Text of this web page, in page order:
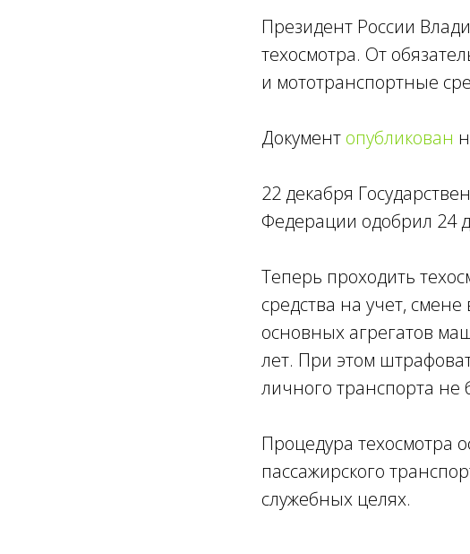
Президент России
техосмотра. От
и мототранспортные
Документ опубликован
22 декабря
Федерации одобрил 24
Теперь проходить
средства на учет,
основных агрегатов
лет. При этом
личного транспорта не
Процедура техосмотра
пассажирского
служебных целях.